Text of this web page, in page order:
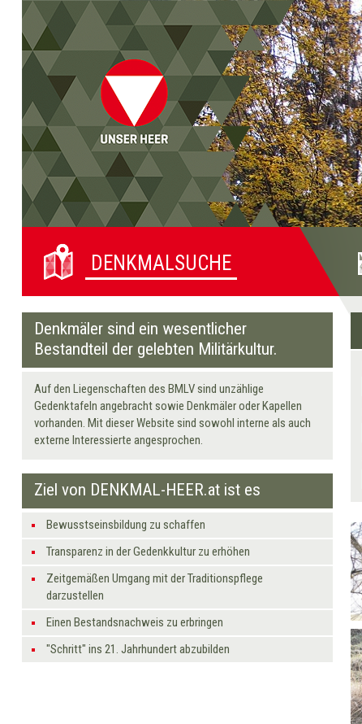
Startseite
Direkt
Navigation
Direkt
zum
Denkmalsuche
Kontakt
DENKMALSUCHE
Denkmäler sind ein wesentlicher
Bestandteil der gelebten Militärkultur.
Auf den Liegenschaften des BMLV sind unzählige
Gedenktafeln angebracht sowie Denkmäler oder Kapellen
vorhanden. Mit dieser Website sind sowohl interne als auch
externe Interessierte angesprochen.
Ziel von DENKMAL-HEER.at ist es
Bewusstseinsbildung zu schaffen
Transparenz in der Gedenkkultur zu erhöhen
Zeitgemäßen Umgang mit der Traditionspflege
darzustellen
Einen Bestandsnachweis zu erbringen
"Schritt" ins 21. Jahrhundert abzubilden